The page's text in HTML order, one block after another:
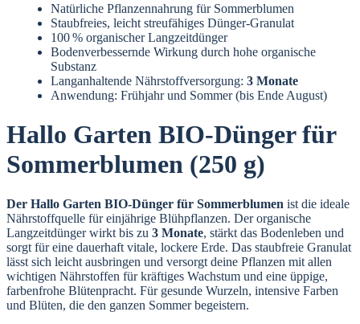
Natürliche Pflanzennahrung für Sommerblumen
Staubfreies, leicht streufähiges Dünger-Granulat
100 % organischer Langzeitdünger
Bodenverbessernde Wirkung durch hohe organische
Substanz
Langanhaltende Nährstoffversorgung: 3 Monate
Anwendung: Frühjahr und Sommer (bis Ende August)
Hallo Garten BIO-Dünger für
Sommerblumen (250 g)
Der Hallo Garten BIO-Dünger für Sommerblumen ist die ideale
Nährstoffquelle für einjährige Blühpflanzen. Der organische
Langzeitdünger wirkt bis zu 3 Monate, stärkt das Bodenleben und
sorgt für eine dauerhaft vitale, lockere Erde. Das staubfreie Granulat
lässt sich leicht ausbringen und versorgt deine Pflanzen mit allen
wichtigen Nährstoffen für kräftiges Wachstum und eine üppige,
farbenfrohe Blütenpracht. Für gesunde Wurzeln, intensive Farben
und Blüten, die den ganzen Sommer begeistern.